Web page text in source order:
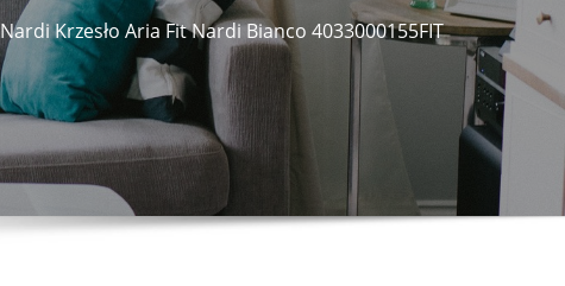
Nardi Krzesło Aria Fit Nardi Bianco 4033000155FIT